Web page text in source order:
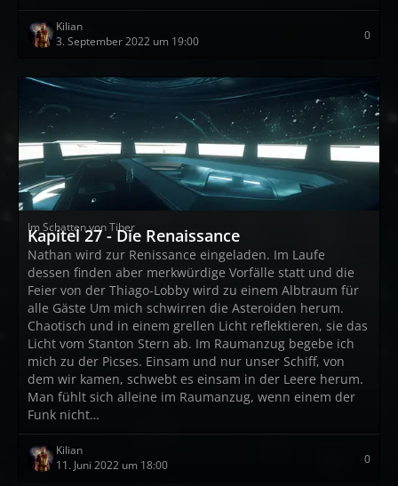
Kilian
3. September 2022 um 19:00
0
Im Schatten von Tiber
Kapitel 27 - Die Renaissance
Nathan wird zur Renissance eingeladen. Im Laufe
dessen finden aber merkwürdige Vorfälle statt und die
Feier von der Thiago-Lobby wird zu einem Albtraum für
alle Gäste Um mich schwirren die Asteroiden herum.
Chaotisch und in einem grellen Licht reflektieren, sie das
Licht vom Stanton Stern ab. Im Raumanzug begebe ich
mich zu der Picses. Einsam und nur unser Schiff, von
dem wir kamen, schwebt es einsam in der Leere herum.
Man fühlt sich alleine im Raumanzug, wenn einem der
Funk nicht…
Kilian
11. Juni 2022 um 18:00
0